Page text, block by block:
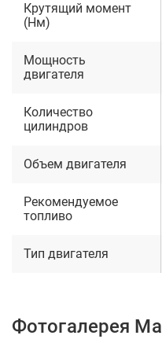
Крутящий момент
(Нм)
Мощность
двигателя
Количество
цилиндров
Объем двигателя
Рекомендуемое
топливо
Тип двигателя
Фотогалерея